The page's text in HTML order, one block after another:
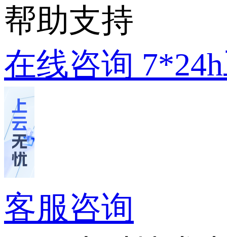
帮助支持
在线咨询
客服咨询